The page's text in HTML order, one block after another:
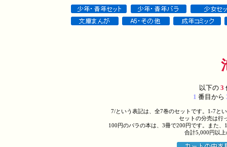
以下の3
1 番目から
7/という表記は、全7巻のセットです。1-7と
セットの分売は行
100円のバラの本は、3冊で200円です。また
合計5,000円以